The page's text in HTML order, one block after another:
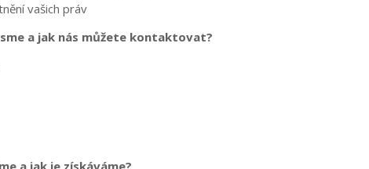
vašich práv
a jak nás můžete kontaktovat?
a jak je získáváme?